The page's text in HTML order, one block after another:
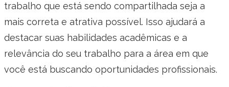
trabalho que está sendo compartilhada seja a
mais correta e atrativa possível. Isso ajudará a
destacar suas habilidades acadêmicas e a
relevância do seu trabalho para a área em que
você está buscando oportunidades profissionais.